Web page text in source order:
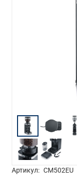
Артикул: CM502EU